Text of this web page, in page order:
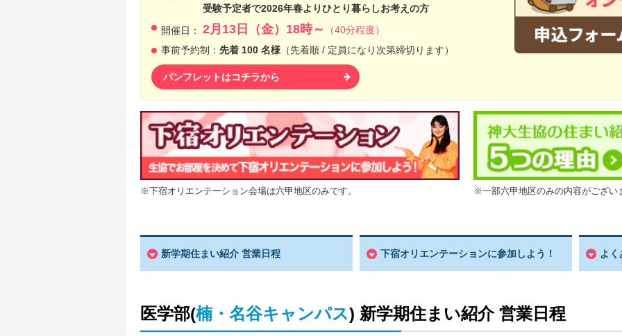
受験予定者で2026年春よりひとり暮らしお考えの方
開催日：
2月13日（金）18時～
（40分程度）
事前予約制： 先着 100 名様 （先着順 / 定員になり次第締切ります）
パンフレットはコチラから
※下宿オリエンテーション会場は六甲地区のみです。 ※一部六甲地区のみの内容がござい
新学期住まい紹介 営業日程 下宿オリエンテーションに参加しよう！ よ
医学部(楠・名谷キャンパス) 新学期住まい紹介 営業日程